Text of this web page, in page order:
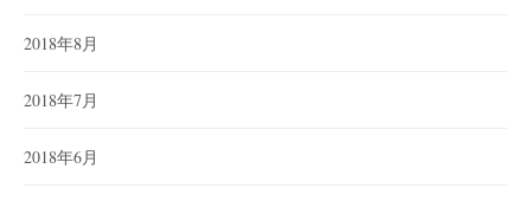
2018年8月
2018年7月
2018年6月